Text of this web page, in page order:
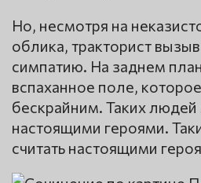
Но, несмотря на
облика, тракторист
симпатию. На заднем
вспаханное поле,
бескрайним. Таких
настоящими героями.
считать настоящими